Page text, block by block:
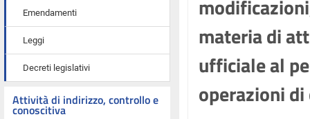
Emendamenti
Leggi
Decreti legislativi
Attività di indirizzo, controllo e
conoscitiva
materia di
ufficiale al
operazioni